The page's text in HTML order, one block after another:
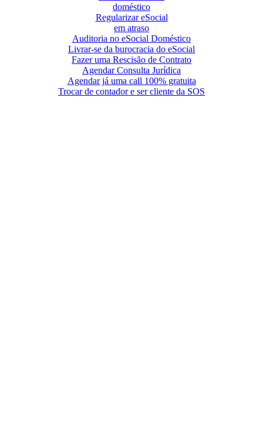
doméstico
Regularizar eSocial
em atraso
Auditoria no eSocial Doméstico
Livrar-se da burocracia do eSocial
Fazer uma Rescisão de Contrato
Agendar Consulta Jurídica
Agendar já uma call 100% gratuita
Trocar de contador e ser cliente da SOS